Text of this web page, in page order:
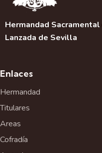
Hermandad
Lanzada de Sevilla
Enlaces
Hermandad
Titulares
Areas
Cofradía